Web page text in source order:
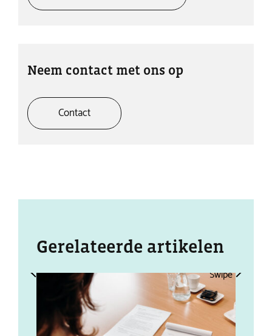
Neem contact met ons op
Contact
Gerelateerde artikelen
Swipe Swipe